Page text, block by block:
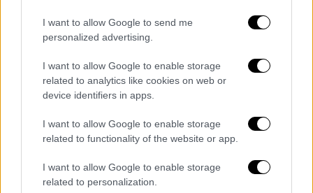
I want to allow Google to send me
personalized advertising.
I want to allow Google to enable storage
related to analytics like cookies on web or
device identifiers in apps.
I want to allow Google to enable storage
related to functionality of the website or app.
I want to allow Google to enable storage
related to personalization.
πηγαίνουν στην αστυνομία και τελικώς
βρίσκονται σφαγμένες ενώ μιλάνε στο
τηλέφωνο» είπε η κ. Παπαλεξίου.
Τα σχολιά σας δημοσιεύονται άμεσα με δική σας ευθύνη. Το
ΕΘΝΟΣ θα παρεμβαίνει και τα προσβλητικά σχόλια θα
διαγράφονται